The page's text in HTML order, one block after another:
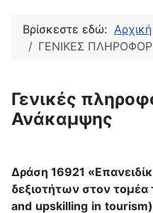
Βρίσκεστε εδώ: Αρχική
ΓΕΝΙΚΕΣ
Γενικές
Ανάκαμψης
Δράση 16921
δεξιοτήτων στον τομέα
and upskilling in tourism)